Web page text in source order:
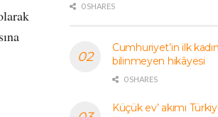
0 SHARES
Cumhuriyet’in ilk
bilinmeyen hikâyesi
0 SHARES
Küçük ev’ akımı